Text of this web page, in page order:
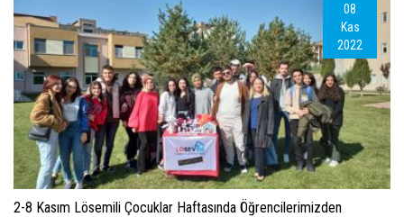
08
Kas
2022
2-8 Kasım Lösemili Çocuklar Haftasında Öğrencilerimizden